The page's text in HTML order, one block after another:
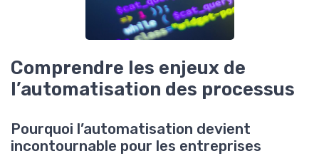
Comprendre les enjeux de
l’automatisation des processus
Pourquoi l’automatisation devient
incontournable pour les entreprises